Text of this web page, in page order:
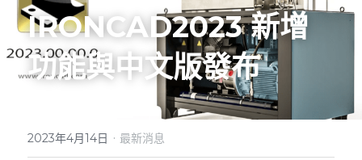
最新消息
關於明日
IronCAD
IC附加模組
IronCAD Mechanical
IronCAD Translator圖檔轉換器
為什麼選擇IronCAD
IronCAD原廠授權代理
IronCAD API
為什麼選擇 ENCY
明日學院
IRONCAD2023 新增
功能與中文版發布
2023年4月14日 · 最新消息